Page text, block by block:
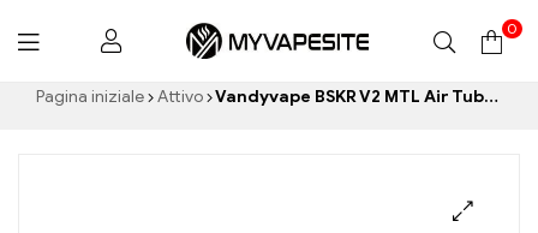
Myvapesite.de
0
Pagina iniziale Attivo Vandyvape BSKR V2 MTL Air Tube 6 pezzi/pacco Sigarette elettroniche all'ingrosso丨Personalizzato